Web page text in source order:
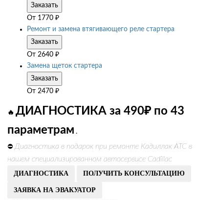
Заказать
От 1770 ₽
Ремонт и замена втягивающего реле стартера
Заказать
От 2640 ₽
Замена щеток стартера
Заказать
От 2470 ₽
🔥 ДИАГНОСТИКА за 490₽ по 43
параметрам .
⛔ Диагностика в подарок при ремонте Кадиллак АТС в
нашем специализированном автосервисе Cadillac
ДИАГНОСТИКА ПОЛУЧИТЬ КОНСУЛЬТАЦИЮ
ЗАЯВКА НА ЭВАКУАТОР